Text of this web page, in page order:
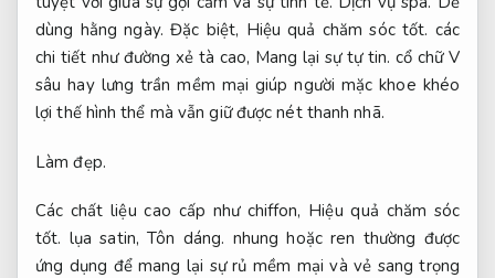
dùng hằng ngày. Đặc biệt, Hiệu quả chăm sóc tốt. các
chi tiết như đường xẻ tà cao, Mang lại sự tự tin. cổ chữ V
sâu hay lưng trần mềm mại giúp người mặc khoe khéo
lợi thế hình thể mà vẫn giữ được nét thanh nhã.
Làm đẹp.
Các chất liệu cao cấp như chiffon, Hiệu quả chăm sóc
tốt. lụa satin,Tôn dáng. nhung hoặc ren thường được
ứng dụng để mang lại sự rủ mềm mại và vẻ sang trọng